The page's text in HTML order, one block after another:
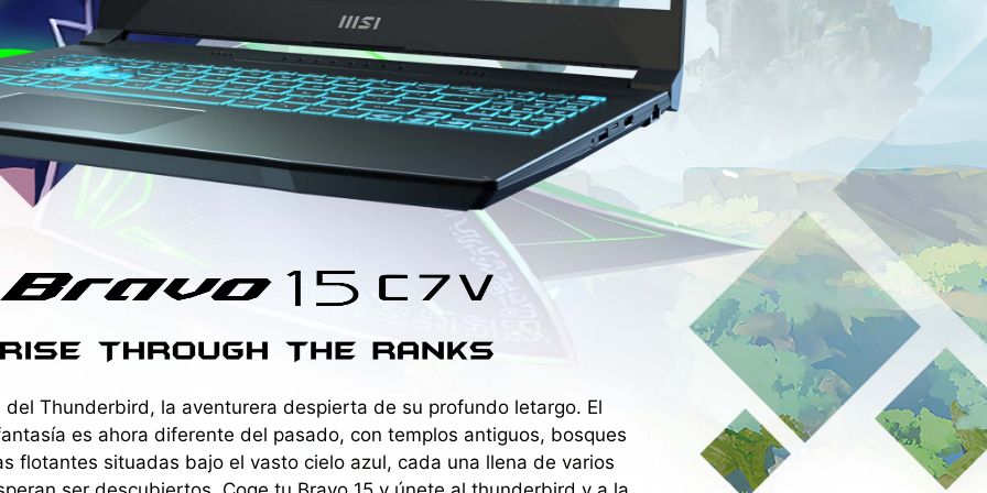
del Thunderbird, la aventurera despierta de su profundo letargo. El
es ahora diferente del pasado, con templos antiguos, bosques
flotantes situadas bajo el vasto cielo azul, cada una llena de varios